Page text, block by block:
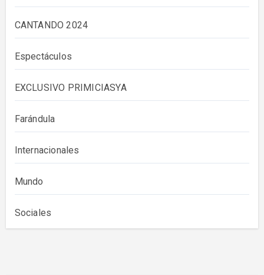
CANTANDO 2024
Espectáculos
EXCLUSIVO PRIMICIASYA
Farándula
Internacionales
Mundo
Sociales